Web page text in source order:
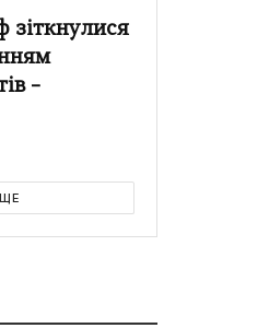
зіткнулися
–